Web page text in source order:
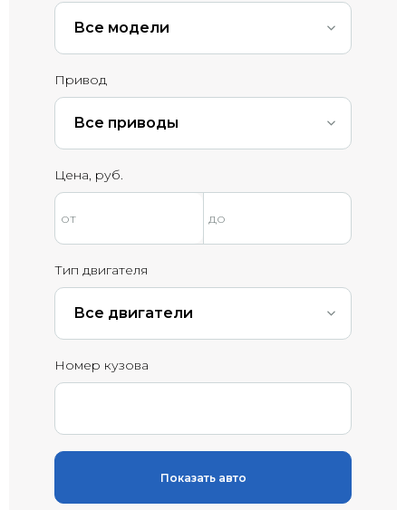
Все модели
Привод
Все приводы
Цена, руб.
Тип двигателя
Все двигатели
Номер кузова
Показать авто